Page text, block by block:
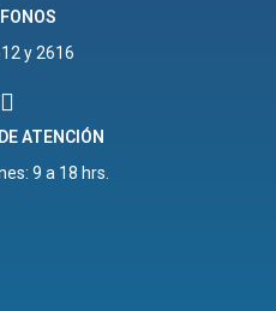
y 2616
ATENCIÓN
9 a 18 hrs.